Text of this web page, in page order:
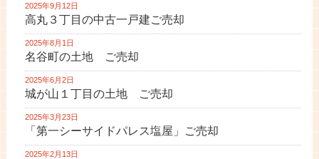
2025年9月12日
高丸３丁目の中古一戸建ご売却
2025年8月1日
名谷町の土地 ご売却
2025年6月2日
城が山１丁目の土地 ご売却
2025年3月23日
「第一シーサイドパレス塩屋」ご売却
2025年2月13日